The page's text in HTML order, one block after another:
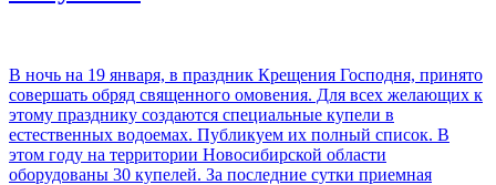
В ночь на 19 января, в праздник Крещения Господня, принято
совершать обряд священного омовения. Для всех желающих к
этому празднику создаются специальные купели в
естественных водоемах. Публикуем их полный список. В
этом году на территории Новосибирской области
оборудованы 30 купелей. За последние сутки приемная